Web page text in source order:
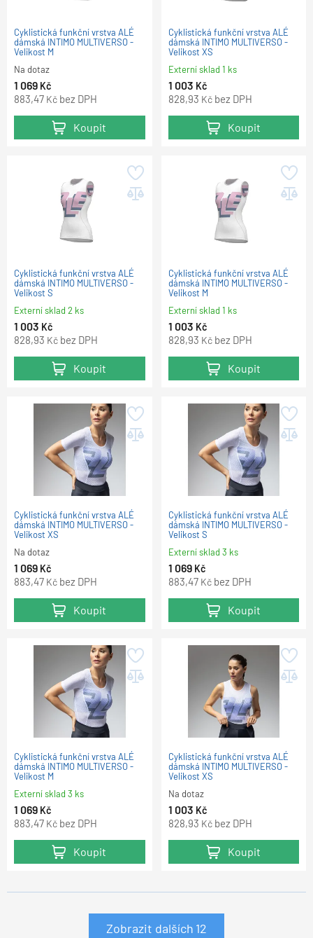
Cyklistická funkční vrstva ALÉ
dámská INTIMO MULTIVERSO -
Velikost M
Na dotaz
1 069 Kč
883,47 Kč bez DPH
Koupit
Cyklistická funkční vrstva ALÉ
dámská INTIMO MULTIVERSO -
Velikost XS
Externí sklad 1 ks
1 003 Kč
828,93 Kč bez DPH
Koupit
Cyklistická funkční vrstva ALÉ
dámská INTIMO MULTIVERSO -
Velikost S
Externí sklad 2 ks
1 003 Kč
828,93 Kč bez DPH
Koupit
Cyklistická funkční vrstva ALÉ
dámská INTIMO MULTIVERSO -
Velikost M
Externí sklad 1 ks
1 003 Kč
828,93 Kč bez DPH
Koupit
Cyklistická funkční vrstva ALÉ
dámská INTIMO MULTIVERSO -
Velikost XS
Na dotaz
1 069 Kč
883,47 Kč bez DPH
Koupit
Cyklistická funkční vrstva ALÉ
dámská INTIMO MULTIVERSO -
Velikost S
Externí sklad 3 ks
1 069 Kč
883,47 Kč bez DPH
Koupit
Cyklistická funkční vrstva ALÉ
dámská INTIMO MULTIVERSO -
Velikost M
Externí sklad 3 ks
1 069 Kč
883,47 Kč bez DPH
Koupit
Cyklistická funkční vrstva ALÉ
dámská INTIMO MULTIVERSO -
Velikost XS
Na dotaz
1 003 Kč
828,93 Kč bez DPH
Koupit
Zobrazit dalších 12